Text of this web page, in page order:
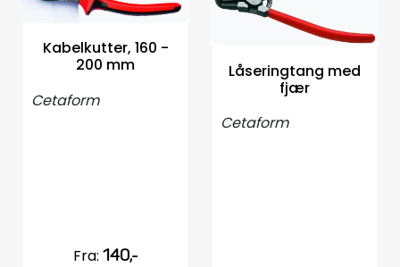
Kabelkutter, 160 -
200 mm
Cetaform
Fra: 140,-
Låseringtang med
fjær
Cetaform